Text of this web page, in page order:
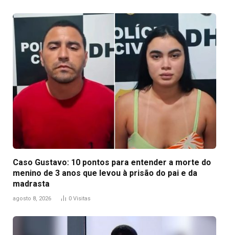
Caso Gustavo: 10 pontos para entender a morte do
menino de 3 anos que levou à prisão do pai e da
madrasta
agosto 8, 2026 0 Visitas